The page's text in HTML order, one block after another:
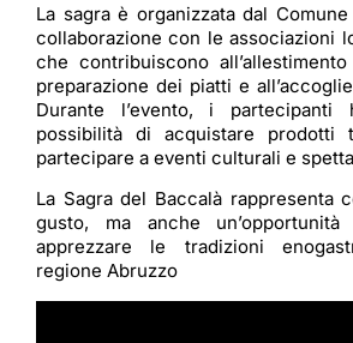
La sagra è organizzata dal Comune
collaborazione con le associazioni
che contribuiscono
preparazione dei piatti e
Durante l’evento, i partecipanti
possibilità di acquistare
partecipare a eventi culturali e
La Sagra del Baccalà rappresenta
gusto, ma anche
apprezzare le tradizioni
regione Abruzzo